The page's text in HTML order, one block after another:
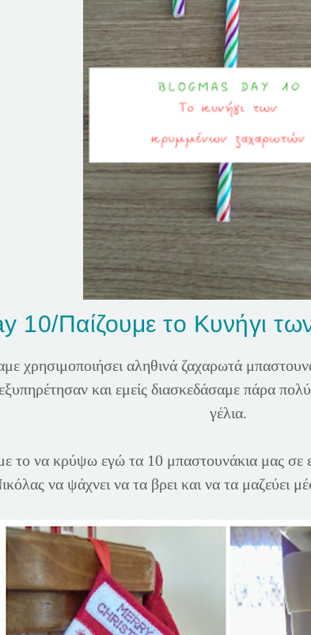
10/Παίζουμε το Κυνήγι
χρησιμοποιήσει αληθινά ζαχαρωτά
και εμείς διασκεδάσαμε πάρα
γέλια.
με το να κρύψω εγώ τα 10 μπαστουνάκια μας
να ψάχνει να τα βρει και να τα μαζεύει